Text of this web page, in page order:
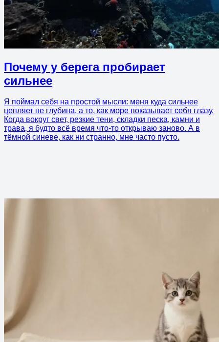
Почему у берега пробирает
сильнее
Я поймал себя на простой мысли: меня куда сильнее
цепляет не глубина, а то, как море показывает себя глазу.
Когда вокруг свет, резкие тени, складки песка, камни и
трава, я будто всё время что-то открываю заново. А в
тёмной синеве, как ни странно, мне часто пусто.